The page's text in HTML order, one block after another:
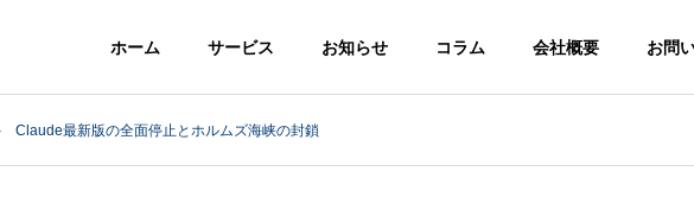
ホーム サービス お知らせ コラム 会社概要 お問
Claude最新版の全面停止とホルムズ海峡の封鎖